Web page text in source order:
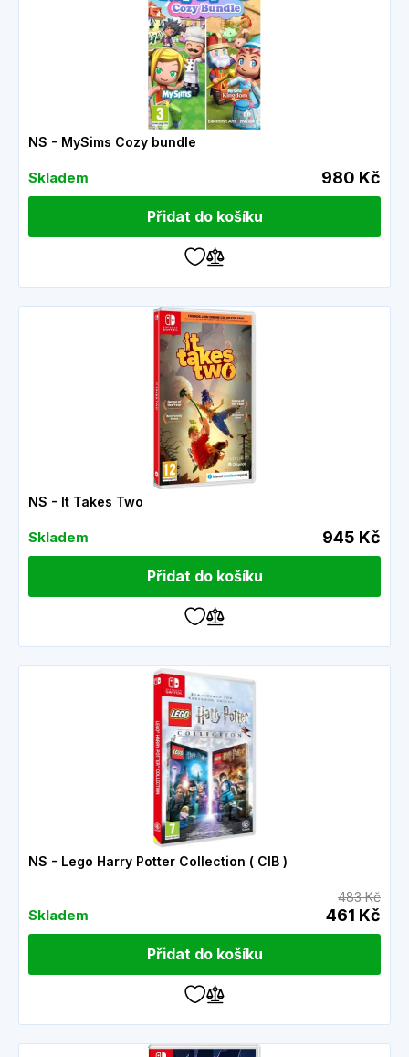
NS - MySims Cozy bundle
Skladem 980 Kč
Přidat do košíku
NS - It Takes Two
Skladem 945 Kč
Přidat do košíku
NS - Lego Harry Potter Collection ( CIB )
Skladem
483 Kč
461 Kč
Přidat do košíku